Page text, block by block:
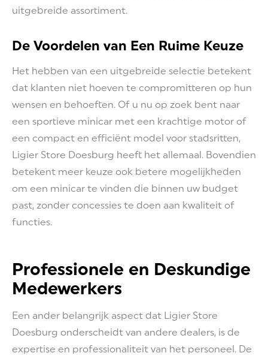
uitgebreide assortiment.
De Voordelen van Een Ruime Keuze
Het hebben van een uitgebreide selectie betekent
dat klanten niet hoeven te compromitteren op hun
wensen en behoeften. Of u nu op zoek bent naar
een sportieve minicar met een krachtige motor of
een compact en efficiënt model voor stadsritten,
Ligier Store Doesburg heeft het allemaal. Bovendien
betekent meer keuze ook betere mogelijkheden
om een minicar te vinden die binnen uw budget
past, zonder concessies te doen aan kwaliteit of
functies.
Professionele en Deskundige
Medewerkers
Een ander belangrijk aspect dat Ligier Store
Doesburg onderscheidt van andere dealers, is de
expertise en professionaliteit van het personeel. De